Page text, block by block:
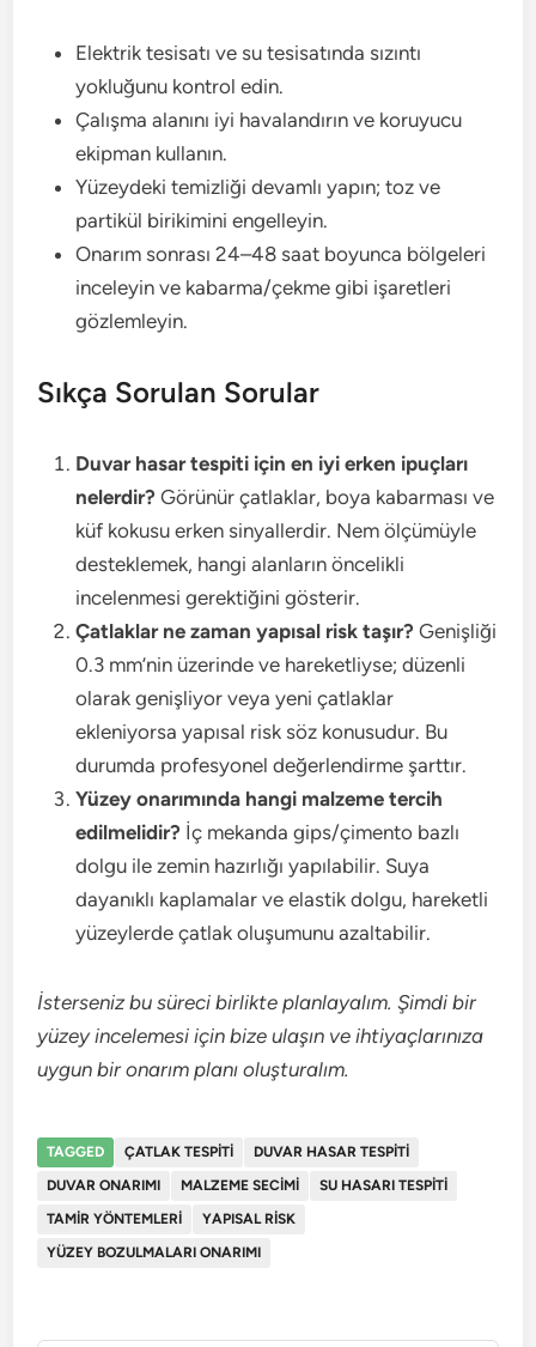
Elektrik tesisatı ve su tesisatında sızıntı
yokluğunu kontrol edin.
Çalışma alanını iyi havalandırın ve koruyucu
ekipman kullanın.
Yüzeydeki temizliği devamlı yapın; toz ve
partikül birikimini engelleyin.
Onarım sonrası 24–48 saat boyunca bölgeleri
inceleyin ve kabarma/çekme gibi işaretleri
gözlemleyin.
Sıkça Sorulan Sorular
Duvar hasar tespiti için en iyi erken ipuçları
nelerdir? Görünür çatlaklar, boya kabarması ve
küf kokusu erken sinyallerdir. Nem ölçümüyle
desteklemek, hangi alanların öncelikli
incelenmesi gerektiğini gösterir.
Çatlaklar ne zaman yapısal risk taşır? Genişliği
0.3 mm’nin üzerinde ve hareketliyse; düzenli
olarak genişliyor veya yeni çatlaklar
ekleniyorsa yapısal risk söz konusudur. Bu
durumda profesyonel değerlendirme şarttır.
Yüzey onarımında hangi malzeme tercih
edilmelidir? İç mekanda gips/çimento bazlı
dolgu ile zemin hazırlığı yapılabilir. Suya
dayanıklı kaplamalar ve elastik dolgu, hareketli
yüzeylerde çatlak oluşumunu azaltabilir.
İsterseniz bu süreci birlikte planlayalım. Şimdi bir
yüzey incelemesi için bize ulaşın ve ihtiyaçlarınıza
uygun bir onarım planı oluşturalım.
TAGGED ÇATLAK TESPITI
DUVAR HASAR TESPITI
DUVAR ONARIMI
MALZEME SECIMI
SU HASARI TESPITI
TAMIR YÖNTEMLERI
YAPISAL RISK
YÜZEY BOZULMALARI ONARIMI